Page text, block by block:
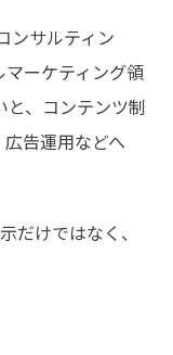
ンサルティン
マーケティング領
、コンテンツ制
告運用などへ
だけではなく、